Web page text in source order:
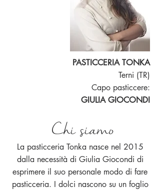
Chi siamo
PASTICCERIA TONKA
Terni (TR)
Capo pasticcere:
GIULIA GIOCONDI
La pasticceria Tonka nasce nel 2015
dalla necessità di Giulia Giocondi di
esprimere il suo personale modo di fare
pasticceria. I dolci nascono su un foglio